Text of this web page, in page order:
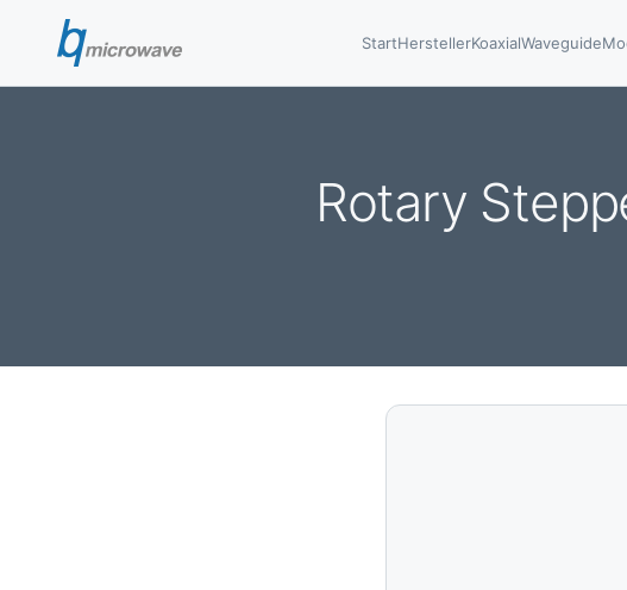
StartHerstellerKoaxialWaveguide
Rotary